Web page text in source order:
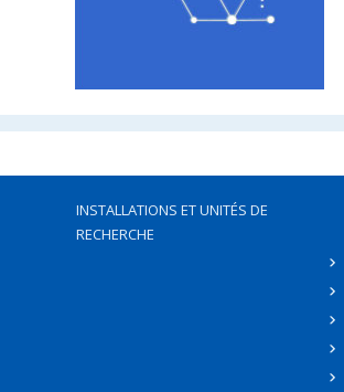
INSTALLATIONS ET UNITÉS DE
RECHERCHE